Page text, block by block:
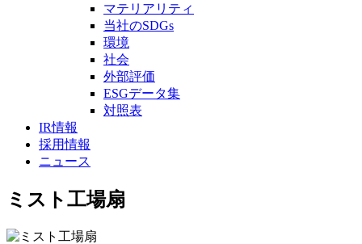
マテリアリティ
当社のSDGs
環境
社会
外部評価
ESGデータ集
対照表
IR情報
採用情報
ニュース
ミスト工場扇